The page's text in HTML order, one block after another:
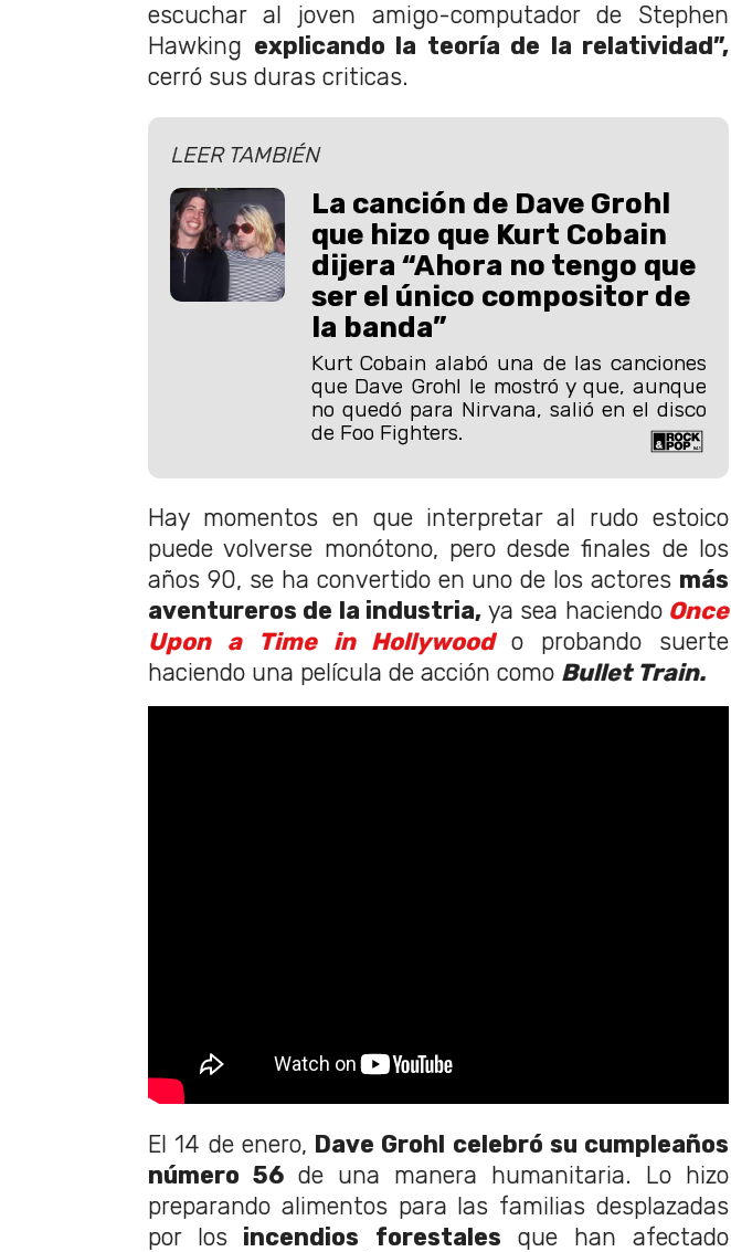
escuchar al joven amigo-computador de Stephen
Hawking explicando la teoría de la relatividad”,
cerró sus duras criticas.
LEER TAMBIÉN
La canción de Dave Grohl
que hizo que Kurt Cobain
dijera “Ahora no tengo que
ser el único compositor de
la banda”
Kurt Cobain alabó una de las canciones
que Dave Grohl le mostró y que, aunque
no quedó para Nirvana, salió en el disco
de Foo Fighters.
Hay momentos en que interpretar al rudo estoico
puede volverse monótono, pero desde finales de los
años 90, se ha convertido en uno de los actores más
aventureros de la industria, ya sea haciendoOnce
Upon a Time in Hollywood o probando suerte
haciendo una película de acción como Bullet Train.
El 14 de enero, Dave Grohl celebró su cumpleaños
número 56 de una manera humanitaria. Lo hizo
preparando alimentos para las familias desplazadas
por los incendios forestales que han afectado